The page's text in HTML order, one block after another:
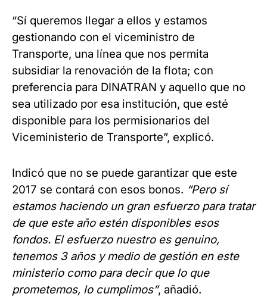
“Sí queremos llegar a ellos y estamos
gestionando con el viceministro de
Transporte, una línea que nos permita
subsidiar la renovación de la flota; con
preferencia para DINATRAN y aquello que no
sea utilizado por esa institución, que esté
disponible para los permisionarios del
Viceministerio de Transporte”, explicó.
Indicó que no se puede garantizar que este
2017 se contará con esos bonos. “Pero sí
estamos haciendo un gran esfuerzo para tratar
de que este año estén disponibles esos
fondos. El esfuerzo nuestro es genuino,
tenemos 3 años y medio de gestión en este
ministerio como para decir que lo que
prometemos, lo cumplimos”, añadió.